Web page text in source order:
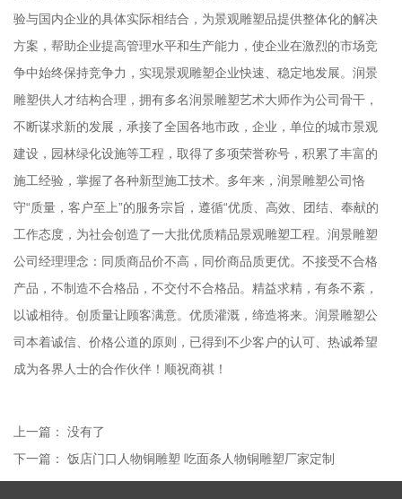
验与国内企业的具体实际相结合，为景观雕塑品提供整体化的解决
方案，帮助企业提高管理水平和生产能力，使企业在激烈的市场竞
争中始终保持竞争力，实现景观雕塑企业快速、稳定地发展。润景
雕塑供人才结构合理，拥有多名润景雕塑艺术大师作为公司骨干，
不断谋求新的发展，承接了全国各地市政，企业，单位的城市景观
建设，园林绿化设施等工程，取得了多项荣誉称号，积累了丰富的
施工经验，掌握了各种新型施工技术。多年来，润景雕塑公司恪
守“质量，客户至上”的服务宗旨，遵循“优质、高效、团结、奉献的
工作态度，为社会创造了一大批优质精品景观雕塑工程。润景雕塑
公司经理理念：同质商品价不高，同价商品质更优。不接受不合格
产品，不制造不合格品，不交付不合格品。精益求精，有条不紊，
以诚相待。创质量让顾客满意。优质灌溉，缔造将来。润景雕塑公
司本着诚信、价格公道的原则，已得到不少客户的认可、热诚希望
成为各界人士的合作伙伴！顺祝商祺！
上一篇： 没有了
下一篇： 饭店门口人物铜雕塑 吃面条人物铜雕塑厂家定制